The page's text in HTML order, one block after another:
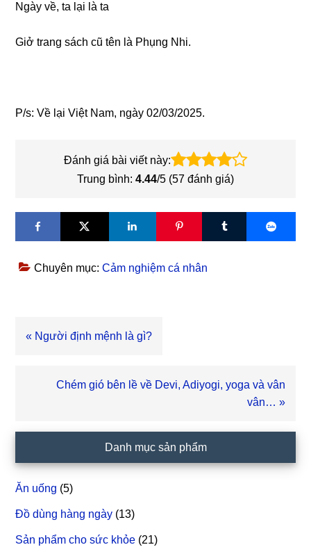
Ngày về, ta lại là ta
Giở trang sách cũ tên là Phụng Nhi.
P/s: Về lại Việt Nam, ngày 02/03/2025.
Đánh giá bài viết này:
Trung bình: 4.44/5 (57 đánh giá)
Chuyên mục:Cảm nghiệm cá nhân
Bài
« Người định mệnh là gì?
Bài
Chém gió bên lề về Devi, Adiyogi, yoga và vân
vân… »
chính
Danh mục sản phẩm
Ăn uống (5)
Đồ dùng hàng ngày (13)
Sản phẩm cho sức khỏe (21)